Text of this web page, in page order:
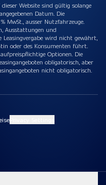
Website sind gültig solange
Datum. Die
MwSt., ausser Nutzfahrzeuge.
Ausstattungen und
Leasingvergabe wird nicht gewährt,
oder des Konsumenten führt.
Optionen. Die
obligatorisch, aber
nicht obligatorisch.